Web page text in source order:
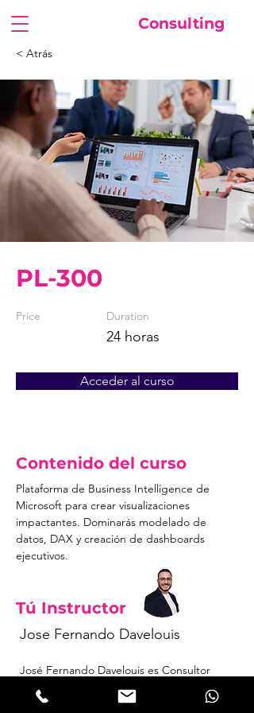
Consulting
< Atrás
PL-300
Price Duration
24 horas
Acceder al curso
Contenido del curso
Plataforma de Business Intelligence de
Microsoft para crear visualizaciones
impactantes. Dominarás modelado de
datos, DAX y creación de dashboards
ejecutivos.
Tú Instructor
Jose Fernando Davelouis
José Fernando Davelouis es Consultor
Corporativo Internacional con 25 años de